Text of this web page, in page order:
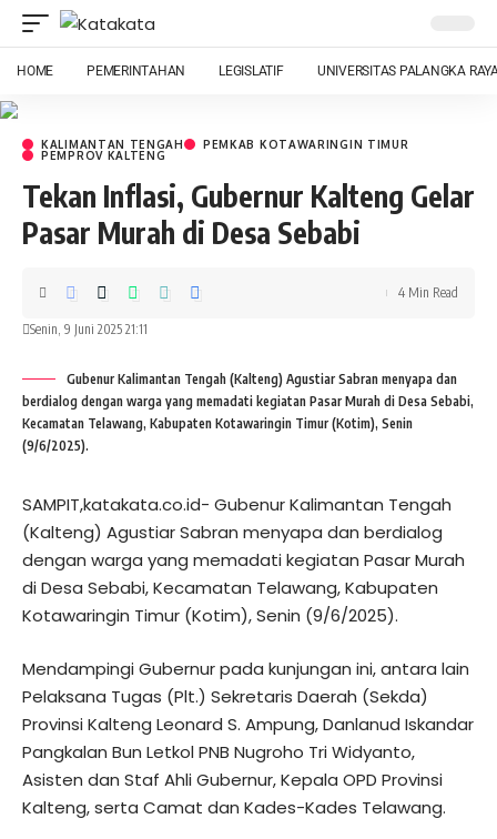
HOME PEMERINTAHAN LEGISLATIF UNIVERSITAS PALANGKA
KALIMANTAN TENGAH
PEMKAB KOTAWARINGIN TIMUR
PEMPROV KALTENG
Tekan Inflasi, Gubernur Kalteng Gelar
Pasar Murah di Desa Sebabi
Senin, 9 Juni 2025 21:11
4 Min Read
Gubenur Kalimantan Tengah (Kalteng) Agustiar Sabran menyapa dan
berdialog dengan warga yang memadati kegiatan Pasar Murah di Desa Sebabi,
Kecamatan Telawang, Kabupaten Kotawaringin Timur (Kotim), Senin
(9/6/2025).
SAMPIT,katakata.co.id- Gubenur Kalimantan Tengah
(Kalteng) Agustiar Sabran menyapa dan berdialog
dengan warga yang memadati kegiatan Pasar Murah
di Desa Sebabi, Kecamatan Telawang, Kabupaten
Kotawaringin Timur (Kotim), Senin (9/6/2025).
Mendampingi Gubernur pada kunjungan ini, antara lain
Pelaksana Tugas (Plt.) Sekretaris Daerah (Sekda)
Provinsi Kalteng Leonard S. Ampung, Danlanud Iskandar
Pangkalan Bun Letkol PNB Nugroho Tri Widyanto,
Asisten dan Staf Ahli Gubernur, Kepala OPD Provinsi
Kalteng, serta Camat dan Kades-Kades Telawang.